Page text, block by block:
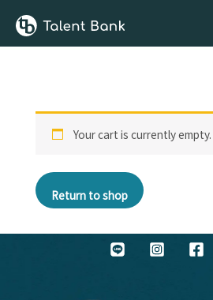
Your cart is currently empty.
Return to shop